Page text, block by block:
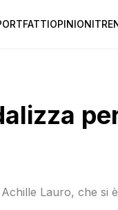
FATTIOPINIONI
Lauro, che si è